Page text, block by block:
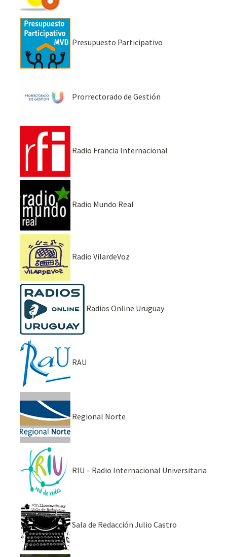
Presupuesto Participativo
Prorrectorado de Gestión
Radio Francia Internacional
Radio Mundo Real
Radio VilardeVoz
Radios Online Uruguay
RAU
Regional Norte
RIU – Radio Internacional Universitaria
Sala de Redacción Julio Castro